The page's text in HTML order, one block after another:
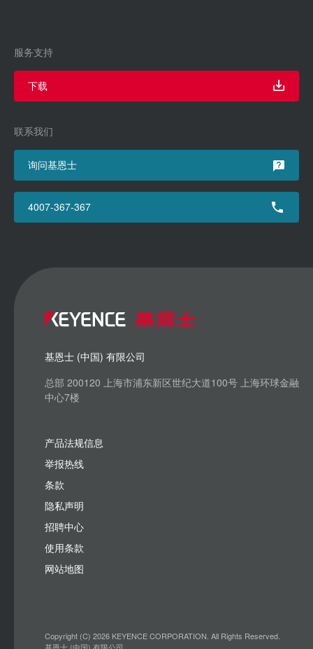
服务支持
下载
联系我们
询问基恩士
4007-367-367
基恩士 (中国) 有限公司
总部 200120 上海市浦东新区世纪大道100号 上海环球金融
中心7楼
产品法规信息
举报热线
条款
隐私声明
招聘中心
使用条款
网站地图
Copyright (C) 2026 KEYENCE CORPORATION. All Rights Reserved.
基恩士 (中国) 有限公司